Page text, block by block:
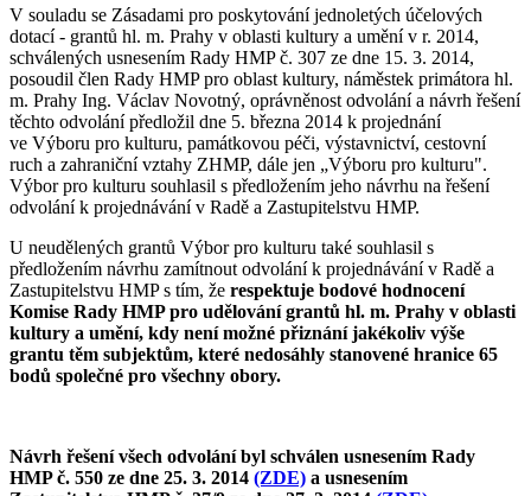
V souladu se Zásadami pro poskytování jednoletých účelových
dotací - grantů hl. m. Prahy v oblasti kultury a umění v r. 2014,
schválených usnesením Rady HMP č. 307 ze dne 15. 3. 2014,
posoudil člen Rady HMP pro oblast kultury, náměstek primátora hl.
m. Prahy Ing. Václav Novotný, oprávněnost odvolání a návrh řešení
těchto odvolání předložil dne 5. března 2014 k projednání
ve Výboru pro kulturu, památkovou péči, výstavnictví, cestovní
ruch a zahraniční vztahy ZHMP, dále jen „Výboru pro kulturu".
Výbor pro kulturu souhlasil s předložením jeho návrhu na řešení
odvolání k projednávání v Radě a Zastupitelstvu HMP.
U neudělených grantů Výbor pro kulturu také souhlasil s
předložením návrhu zamítnout odvolání k projednávání v Radě a
Zastupitelstvu HMP s tím, že respektuje bodové hodnocení
Komise Rady HMP pro udělování grantů hl. m. Prahy v oblasti
kultury a umění, kdy není možné přiznání jakékoliv výše
grantu těm subjektům, které nedosáhly stanovené hranice 65
bodů společné pro všechny obory.
Návrh řešení všech odvolání byl schválen usnesením Rady
HMP č. 550 ze dne 25. 3. 2014 (ZDE) a usnesením